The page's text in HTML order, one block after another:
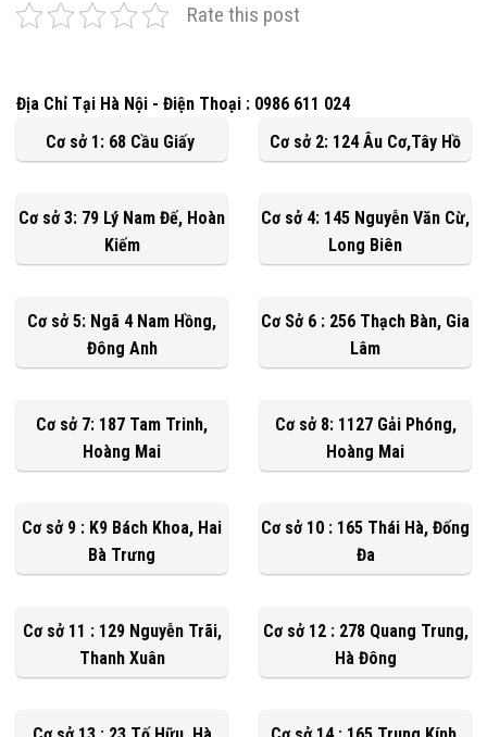
Rate this post
Địa Chỉ Tại Hà Nội - Điện Thoại : 0986 611 024
Cơ sở 1: 68 Cầu Giấy
Cơ sở 2: 124 Âu Cơ,Tây Hồ
Cơ sở 3: 79 Lý Nam Đế, Hoàn
Kiếm
Cơ sở 4: 145 Nguyễn Văn Cừ,
Long Biên
Cơ sở 5: Ngã 4 Nam Hồng,
Đông Anh
Cơ Sở 6 : 256 Thạch Bàn, Gia
Lâm
Cơ sở 7: 187 Tam Trinh,
Hoàng Mai
Cơ sở 8: 1127 Gải Phóng,
Hoàng Mai
Cơ sở 9 : K9 Bách Khoa, Hai
Bà Trưng
Cơ sở 10 : 165 Thái Hà, Đống
Đa
Cơ sở 11 : 129 Nguyễn Trãi,
Thanh Xuân
Cơ sở 12 : 278 Quang Trung,
Hà Đông